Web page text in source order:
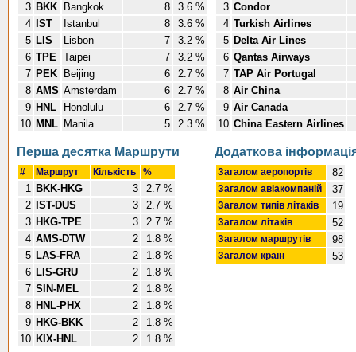
3 BKK Bangkok 8
3.6 %
4
IST Istanbul 8
3.6 %
5 LIS Lisbon 7
3.2 %
6 TPE Taipei 7
3.2 %
7 PEK Beijing 6
2.7 %
8 AMS Amsterdam 6
2.7 %
9 HNL Honolulu 6
2.7 %
10 MNL Manila 5 2.3 %
3 Condor
4 Turkish Airlines
5 Delta Air Lines
6 Qantas Airways
7 TAP Air Portugal
8 Air China
9 Air Canada
10 China Eastern Airlines
Перша десятка Маршрути
# Маршрут Кількість %
1 BKK-HKG 3
2.7 %
2
IST-DUS 3
2.7 %
3 HKG-TPE 3
2.7 %
4 AMS-DTW 2
1.8 %
5 LAS-FRA 2
1.8 %
6 LIS-GRU 2
1.8 %
7 SIN-MEL 2
1.8 %
8 HNL-PHX 2
1.8 %
9 HKG-BKK 2
1.8 %
10 KIX-HNL 2 1.8 %
Додаткова
Загалом аеропортів 82
Загалом авіакомпаній 37
Загалом типів літаків 19
Загалом літаків 52
Загалом маршрутів 98
Загалом країн 53